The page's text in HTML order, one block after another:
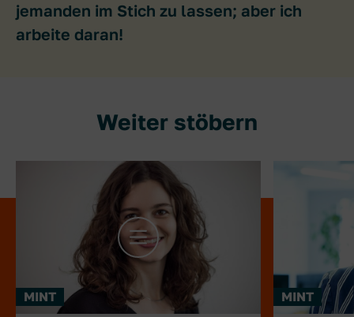
jemanden im Stich zu lassen; aber ich
arbeite daran!
Weiter stöbern
MINT
mehr Infos zu Sigrid Huemer
MINT